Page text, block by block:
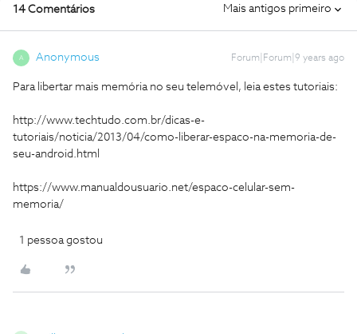
14 Comentários Mais antigos primeiro
A Anonymous Forum|Forum|9 years ago
Para libertar mais memória no seu telemóvel, leia estes tutoriais:
http://www.techtudo.com.br/dicas-e-
tutoriais/noticia/2013/04/como-liberar-espaco-na-memoria-de-
seu-android.html
https://www.manualdousuario.net/espaco-celular-sem-
memoria/
1 pessoa gostou